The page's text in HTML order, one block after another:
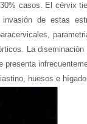
casos. El cérvix
de estas
La
huesos e